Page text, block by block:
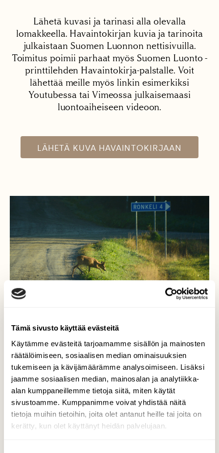
Tämä sivusto käyttää evästeitä
Käytämme evästeitä tarjoamamme sisällön ja mainosten
räätälöimiseen, sosiaalisen median ominaisuuksien
tukemiseen ja kävijämäärämme analysoimiseen. Lisäksi
jaamme sosiaalisen median, mainosalan ja analytiikka-
alan kumppaneillemme tietoja siitä, miten käytät
sivustoamme. Kumppanimme voivat yhdistää näitä
tietoja muihin tietoihin, joita olet antanut heille tai joita on
kerätty, kun olet käyttänyt heidän palvelujaan.
Lähetä kuvasi ja tarinasi alla olevalla
lomakkeella. Havaintokirjan kuvia ja tarinoita
julkaistaan Suomen Luonnon nettisivuilla.
Toimitus poimii parhaat myös Suomen Luonto -
printtilehden Havaintokirja-palstalle. Voit
lähettää meille myös linkin esimerkiksi
Youtubessa tai Vimeossa julkaisemaasi
luontoaiheiseen videoon.
LÄHETÄ KUVA HAVAINTOKIRJAAN
Matkalla Ronkeliin...
Metsäkauris pisti oikein juoksuksi, että
ehtiäkseen tien yli ennen minua.
Valokuvaaja: MIKKO T. SAVOLAINEN, NURMES
05.09.2016